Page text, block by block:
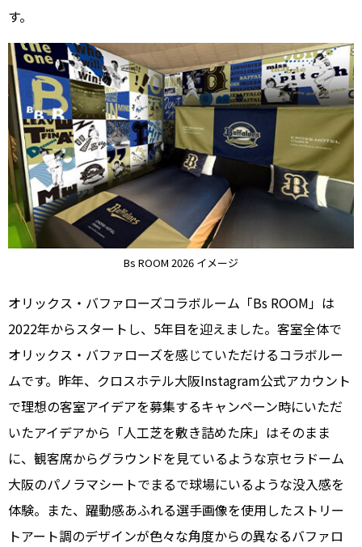
す。
Bs ROOM 2026 イメージ
オリックス・バファローズコラボルーム「Bs ROOM」は
2022年からスタートし、5年目を迎えました。客室全体で
オリックス・バファローズを感じていただけるコラボルー
ムです。昨年、クロスホテル大阪Instagram公式アカウント
で理想の客室アイデアを募集するキャンペーン時にいただ
いたアイデアから「人工芝を敷き詰めた床」はそのまま
に、観客席からグラウンドを見ているような京セラドーム
大阪のパノラマシートでまるで球場にいるような没入感を
体験。また、躍動感あふれる選手画像を使用したストリー
トアート調のデザインが色々な角度からの異なるバファロ